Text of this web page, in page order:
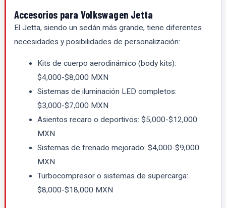
Accesorios para Volkswagen Jetta
El Jetta, siendo un sedán más grande, tiene diferentes
necesidades y posibilidades de personalización:
Kits de cuerpo aerodinámico (body kits):
$4,000-$8,000 MXN
Sistemas de iluminación LED completos:
$3,000-$7,000 MXN
Asientos recaro o deportivos: $5,000-$12,000
MXN
Sistemas de frenado mejorado: $4,000-$9,000
MXN
Turbocompresor o sistemas de supercarga:
$8,000-$18,000 MXN